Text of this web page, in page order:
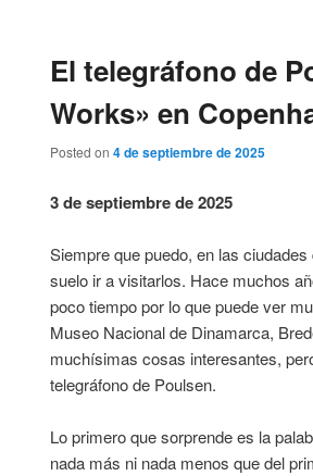
El telegráfono de
Works» en
Posted on 4 de septiembre de 2025
3 de septiembre de 2025
Siempre que puedo, en las
suelo ir a visitarlos. Hace muchos
poco tiempo por lo que puede ver
Museo Nacional de Dinamarca,
muchísimas cosas interesantes,
telegráfono de Poulsen.
Lo primero que sorprende es la
nada más ni nada menos que del